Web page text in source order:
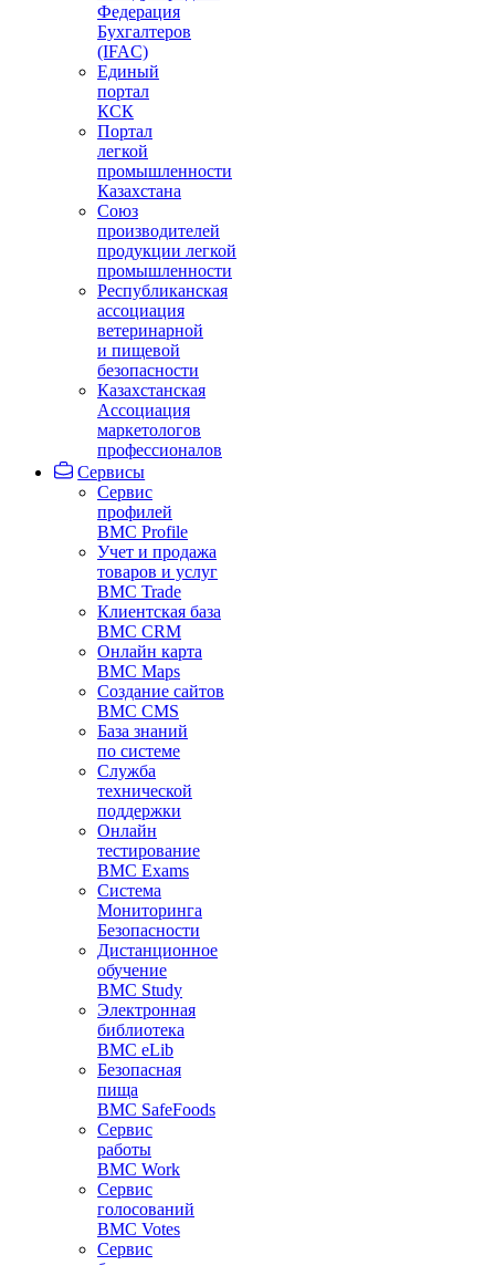
Федерация
Бухгалтеров
(IFAC)
Единый
портал
КСК
Портал
легкой
промышленности
Казахстана
Союз
производителей
продукции легкой
промышленности
Республиканская
ассоциация
ветеринарной
и пищевой
безопасности
Казахстанская
Ассоциация
маркетологов
профессионалов
Сервисы
Сервис
профилей
BMC Profile
Учет и продажа
товаров и услуг
BMC Trade
Клиентская база
BMC CRM
Онлайн карта
BMC Maps
Создание сайтов
BMC CMS
База знаний
по системе
Служба
технической
поддержки
Онлайн
тестирование
BMC Exams
Система
Мониторинга
Безопасности
Дистанционное
обучение
BMC Study
Электронная
библиотека
BMC eLib
Безопасная
пища
BMC SafeFoods
Сервис
работы
BMC Work
Сервис
голосований
BMC Votes
Сервис